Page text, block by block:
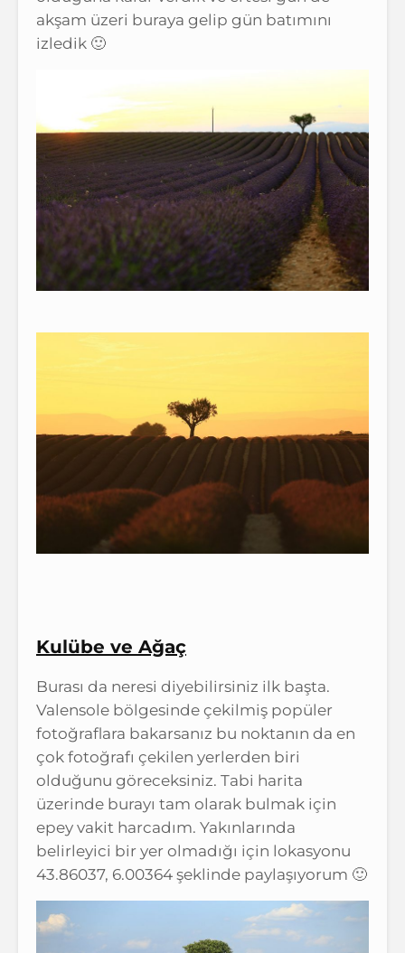
akşam üzeri buraya gelip gün batımını
izledik 🙂
Kulübe ve Ağaç
Burası da neresi diyebilirsiniz ilk başta.
Valensole bölgesinde çekilmiş popüler
fotoğraflara bakarsanız bu noktanın da en
çok fotoğrafı çekilen yerlerden biri
olduğunu göreceksiniz. Tabi harita
üzerinde burayı tam olarak bulmak için
epey vakit harcadım. Yakınlarında
belirleyici bir yer olmadığı için lokasyonu
43.86037, 6.00364 şeklinde paylaşıyorum 🙂